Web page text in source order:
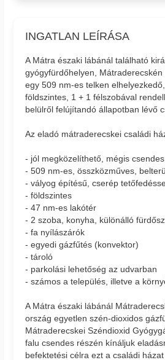
INGATLAN LEÍRÁSA
A Mátra északi lábánál található
gyógyfürdőhelyen,
egy 509 nm-es telken
földszintes, 1 + 1 félszobával
belülről felújítandó állapotban lévő
Az eladó mátraderecskei családi
- jól megközelíthető, mégis
- 509 nm-es, összközműves,
- vályog építésű, cserép
- földszintes
- 47 nm-es lakótér
- 2 szoba, konyha, különálló
- fa nyílászárók
- egyedi gázfűtés (konvektor)
- tároló
- parkolási lehetőség az udvarban
- számos a település, illetve a
A Mátra északi lábánál
ország egyetlen szén-dioxidos
Mátraderecskei Széndioxid
falu csendes részén kínáljuk
befektetési célra ezt a családi házat